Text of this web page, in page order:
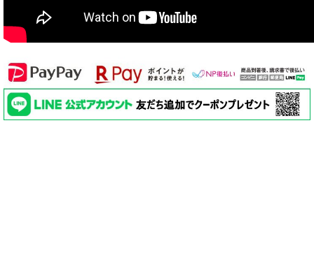
スポーツ レース
その他